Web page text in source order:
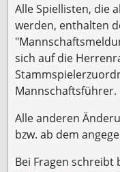
Alle Spiellisten, die
werden, enthalten
sich auf die
Mannschaftsführer.
Alle anderen
bzw. ab dem
Bei Fragen schreibt